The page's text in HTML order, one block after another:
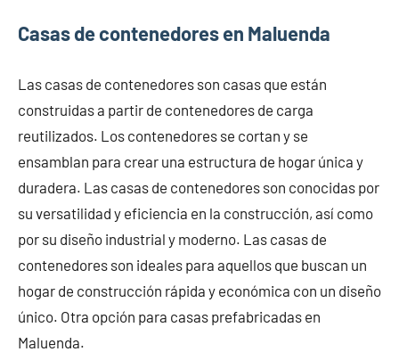
Casas de contenedores en Maluenda
Las casas de contenedores son casas que están
construidas a partir de contenedores de carga
reutilizados. Los contenedores se cortan y se
ensamblan para crear una estructura de hogar única y
duradera. Las casas de contenedores son conocidas por
su versatilidad y eficiencia en la construcción, así como
por su diseño industrial y moderno. Las casas de
contenedores son ideales para aquellos que buscan un
hogar de construcción rápida y económica con un diseño
único. Otra opción para casas prefabricadas en
Maluenda.